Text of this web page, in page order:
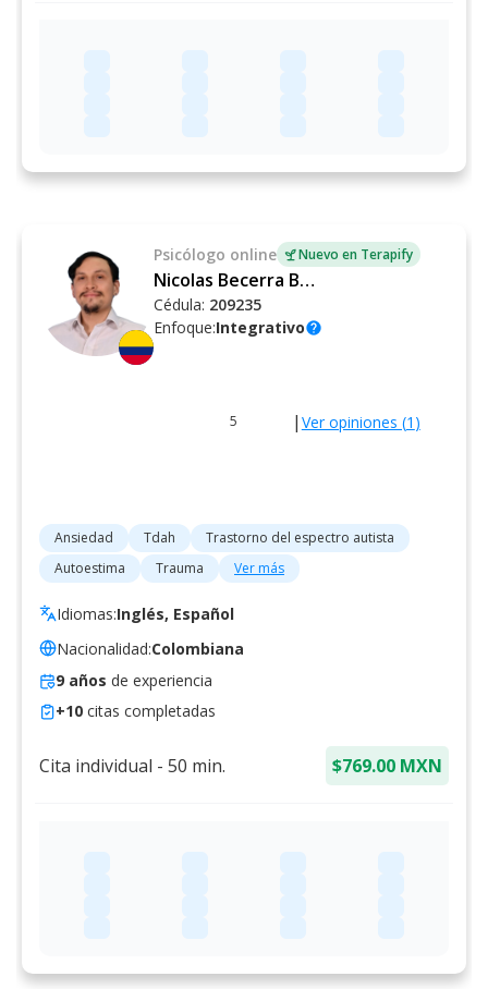
Psicólogo online Nuevo en Terapify
Nicolas Becerra Ballen
Cédula: 209235
Enfoque:Integrativohelp
5 | Ver opiniones (1 )
Ansiedad Tdah
Trastorno del espectro autista
Autoestima
Trauma Ver más
Idiomas:Inglés, Español
Nacionalidad:Colombiana
9 años de experiencia
+10 citas completadas
Cita individual - 50 min. $769.00 MXN